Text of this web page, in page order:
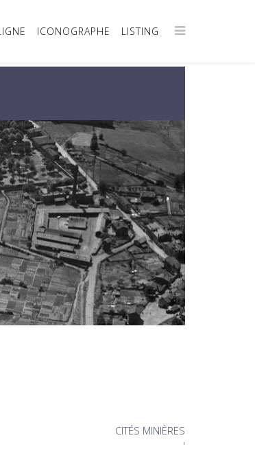
ICONOGRAPHE LISTING
CITÉS MINIÈRES
'